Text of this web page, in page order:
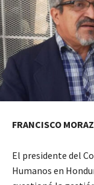
FRANCISCO
El presidente del
Humanos en